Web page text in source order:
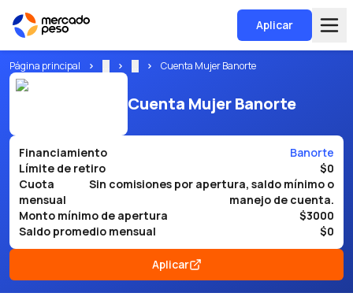
Aplicar
Página principal Cuenta Mujer Banorte
Cuenta Mujer Banorte
Financiamiento
Banorte
Límite de retiro
$0
Cuota
mensual
Sin comisiones por apertura, saldo mínimo o
manejo de cuenta.
Monto mínimo de apertura
$3000
Saldo promedio mensual
$0
Aplicar